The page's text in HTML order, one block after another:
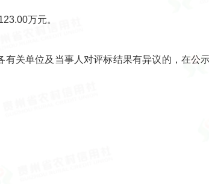
万元。
关单位及当事人对评标结果有异议的，在公